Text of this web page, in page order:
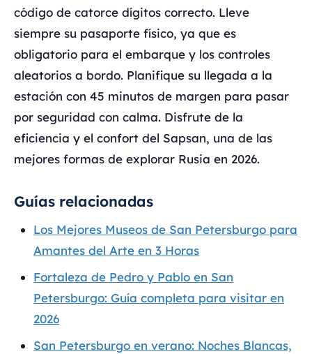
código de catorce dígitos correcto. Lleve
siempre su pasaporte físico, ya que es
obligatorio para el embarque y los controles
aleatorios a bordo. Planifique su llegada a la
estación con 45 minutos de margen para pasar
por seguridad con calma. Disfrute de la
eficiencia y el confort del Sapsan, una de las
mejores formas de explorar Rusia en 2026.
Guías relacionadas
Los Mejores Museos de San Petersburgo para
Amantes del Arte en 3 Horas
Fortaleza de Pedro y Pablo en San
Petersburgo: Guía completa para visitar en
2026
San Petersburgo en verano: Noches Blancas,